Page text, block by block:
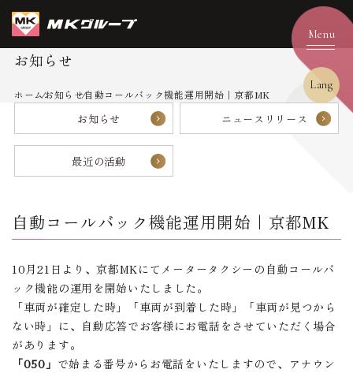
Lang
お知らせ
ホームお知らせ自動コールバック機能運用開始｜京都MK
お知らせ ニュースリリース
最近の活動
自動コールバック機能運用開始｜京都MK
10月21日より、京都MKにてメータータクシーの自動コールバ
ック機能の運用を開始いたしました。
「車両が確定した時」「車両が到着した時」「車両が見つから
ない時」に、自動応答でお客様にお電話をさせていただく場合
があります。
「050」 で始まる番号からお電話をいたしますので、アナウン